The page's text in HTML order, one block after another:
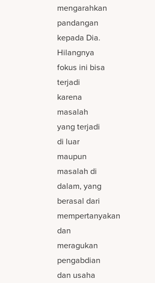
mengarahkan
pandangan
kepada Dia.
Hilangnya
fokus ini bisa
terjadi
karena
masalah
yang terjadi
di luar
maupun
masalah di
dalam, yang
berasal dari
mempertanyakan
dan
meragukan
pengabdian
dan usaha